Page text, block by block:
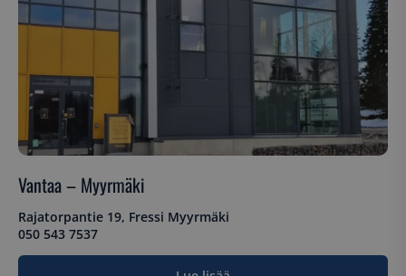
Vantaa – Myyrmäki
Rajatorpantie 19, Fressi Myyrmäki
050 543 7537
Suorituskyvylliset
Kohdentavat
Toiminnalliset
Luokittelemattomat
Ehdottomasti välttämättömät evästeet
kuten käyttäjän kirjautumisen ja tilinhallinnan.
Sivustoa ei voida käyttää oikein ilman ehdottoman